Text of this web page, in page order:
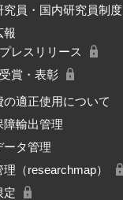
究員・国内研究員制度
報
レスリリース
賞・表彰
の適正使用について
障輸出管理
ータ管理
（researchmap）
定